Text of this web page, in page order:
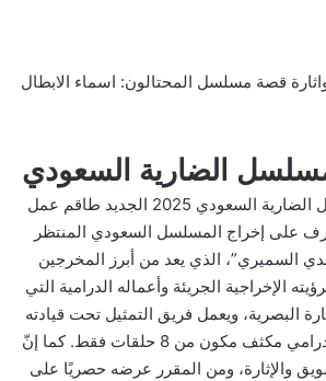
قصة مسلسل المحتالون: اسماء الابطال
الضارية السعودي
يمتلك مسلسل مسلسل الضارية السعودي 2025 الجديد طاقم عمل
على إخراج المسلسل السعودي المنتظر
السميري”، الذي يعد من أبرز المخرجين
الإخراجية الجريئة وأعماله الدرامية التي
البصرية، ويعمل فريق التمثيل تحت قيادته
الإبداعية لتقديم عمل درامي مكثف مكون من 8 حلقات فقط. كما إنّ
والإثارة، ومن المقرر عرضه حصريًا على